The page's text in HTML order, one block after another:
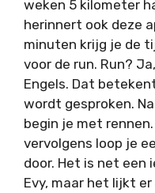
weken 5 kilometer
herinnert ook deze
minuten krijg je de
voor de run. Run?
Engels. Dat
wordt gesproken.
begin je met
vervolgens loop je
door. Het is net een
Evy, maar het lijkt er